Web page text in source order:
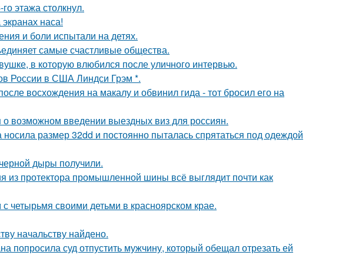
этажа столкнул.
наса!
и боли испытали на детях.
самые счастливые общества.
в которую влюбился после уличного интервью.
России в США Линдси Грэм *.
восхождения на макалу и обвинил гида - тот бросил его на
возможном введении выездных виз для россиян.
носила размер 32dd и постоянно пыталась спрятаться под одеждой
дыры получили.
из протектора промышленной шины всё выглядит почти как
четырьмя своими детьми в красноярском крае.
начальству найдено.
попросила суд отпустить мужчину, который обещал отрезать ей